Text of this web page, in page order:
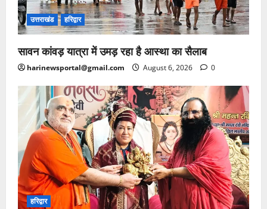
उत्तराखंड हरिद्वार
सावन कांवड़ यात्रा में उमड़ रहा है आस्था का सैलाब
harinewsportal@gmail.com August 6, 2026 0
हरिद्वार